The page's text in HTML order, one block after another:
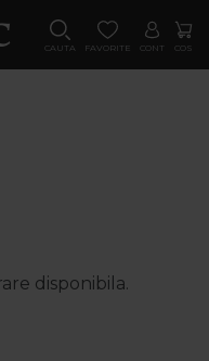
CAUTA FAVORITE CONT COS
disponibila.